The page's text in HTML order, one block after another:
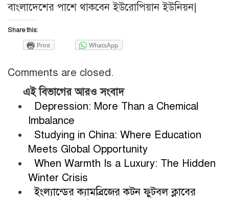
বাংলাদেশের পাশে থাকবেন ইউরোপিয়ান ইউনিয়ন|
Share this:
Print WhatsApp
Comments are closed.
এই বিভাগের আরও সংবাদ
Depression: More Than a Chemical
Imbalance
Studying in China: Where Education
Meets Global Opportunity
When Warmth Is a Luxury: The Hidden
Winter Crisis
ইংল্যান্ডের ক্যামব্রিজের কটন ফুটবল ক্লাবের